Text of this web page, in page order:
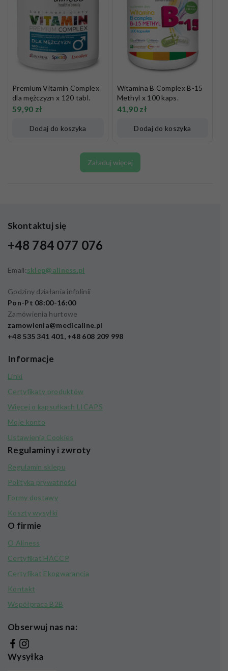
Premium Vitamin Complex
dla mężczyzn x 120 tabl.
59,90 zł
Dodaj do koszyka
Witamina B Complex B-15
Methyl x 100 kaps.
41,90 zł
Dodaj do koszyka
Załaduj więcej
Skontaktuj się
+48 784 077 076
Email:sklep@aliness.pl
Godziny działania infolinii
Pon-Pt 08:00-16:00
Zamówienia hurtowe
zamowienia@medicaline.pl
+48 535 341 401, +48 608 209 998
Informacje
Linki
Certyfikaty produktów
Więcej o kapsułkach LICAPS
Moje konto
Ustawienia Cookies
Regulaminy i zwroty
Regulamin sklepu
Polityka prywatności
Formy dostawy
Koszty wysyłki
O firmie
O Aliness
Certyfikat HACCP
Certyfikat Ekogwarancja
Kontakt
Współpraca B2B
Obserwuj nas na:
Wysyłka